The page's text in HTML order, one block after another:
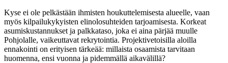
Kyse ei ole pelkästään ihmisten houkuttelemisesta alueelle, vaan
myös kilpailukykyisten elinolosuhteiden tarjoamisesta. Korkeat
asumiskustannukset ja palkkataso, joka ei aina pärjää muulle
Pohjolalle, vaikeuttavat rekrytointia. Projektivetoisilla aloilla
ennakointi on erityisen tärkeää: millaista osaamista tarvitaan
huomenna, ensi vuonna ja pidemmällä aikavälillä?